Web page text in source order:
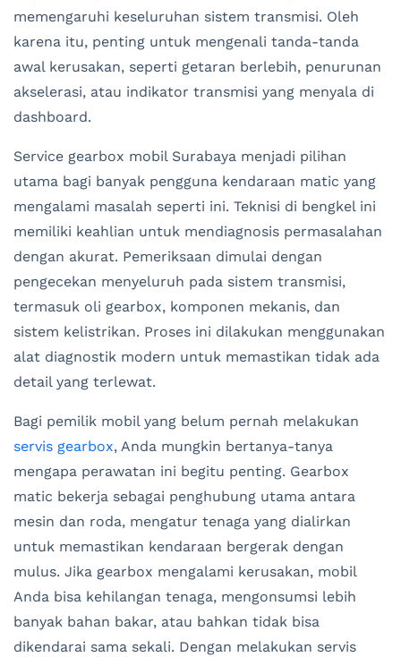
memengaruhi keseluruhan sistem transmisi. Oleh
karena itu, penting untuk mengenali tanda-tanda
awal kerusakan, seperti getaran berlebih, penurunan
akselerasi, atau indikator transmisi yang menyala di
dashboard.
Service gearbox mobil Surabaya menjadi pilihan
utama bagi banyak pengguna kendaraan matic yang
mengalami masalah seperti ini. Teknisi di bengkel ini
memiliki keahlian untuk mendiagnosis permasalahan
dengan akurat. Pemeriksaan dimulai dengan
pengecekan menyeluruh pada sistem transmisi,
termasuk oli gearbox, komponen mekanis, dan
sistem kelistrikan. Proses ini dilakukan menggunakan
alat diagnostik modern untuk memastikan tidak ada
detail yang terlewat.
Bagi pemilik mobil yang belum pernah melakukan
servis gearbox, Anda mungkin bertanya-tanya
mengapa perawatan ini begitu penting. Gearbox
matic bekerja sebagai penghubung utama antara
mesin dan roda, mengatur tenaga yang dialirkan
untuk memastikan kendaraan bergerak dengan
mulus. Jika gearbox mengalami kerusakan, mobil
Anda bisa kehilangan tenaga, mengonsumsi lebih
banyak bahan bakar, atau bahkan tidak bisa
dikendarai sama sekali. Dengan melakukan servis